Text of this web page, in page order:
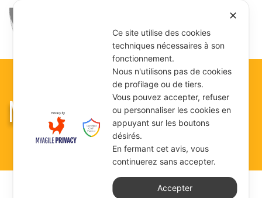
MÈRE GÉRINE FABRE
✕
Ce site utilise des cookies
techniques nécessaires à son
fonctionnement.
Nous n'utilisons pas de cookies
de profilage ou de tiers.
Vous pouvez accepter, refuser
ou personnaliser les cookies en
appuyant sur les boutons
désirés.
En fermant cet avis, vous
continuerez sans accepter.
Accepter